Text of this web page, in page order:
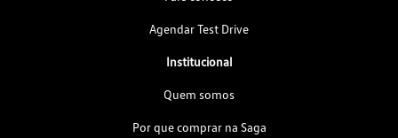
Agendar Test Drive
Institucional
Quem somos
Por que comprar na Saga